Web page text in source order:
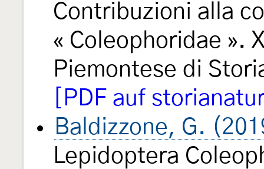
Contribuzioni alla
« Coleophoridae ».
Piemontese di
[PDF auf
Baldizzone, G.
Lepidoptera